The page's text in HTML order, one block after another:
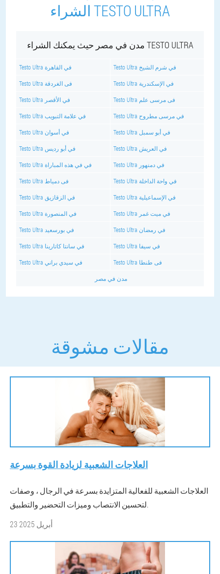
الشراء TESTO ULTRA
مدن في مصر حيث يمكنك الشراء TESTO ULTRA
Testo Ultra في القاهرة Testo Ultra في شرم الشيخ
Testo Ultra فى الغردقة Testo Ultra في الإسكندرية
Testo Ultra في الأقصر Testo Ultra فى مرسى علم
Testo Ultra في علامة التبويب Testo Ultra في مرسى مطروح
Testo Ultra في أسوان Testo Ultra في أبو سمبل
Testo Ultra في أبو رديس Testo Ultra في العريش
Testo Ultra في في هذه المباراة Testo Ultra في دمنهور
Testo Ultra فى دمياط Testo Ultra في واحة الداخلة
Testo Ultra في الزقازيق Testo Ultra في الإسماعيلية
Testo Ultra في المنصورة Testo Ultra في ميت غمر
Testo Ultra في بورسعيد Testo Ultra في رمضان
Testo Ultra في سانتا كاتارينا Testo Ultra في سيفا
Testo Ultra في سيدي براني Testo Ultra فى طنطا
مدن في مصر
مقالات مشوقة
العلاجات الشعبية لزيادة القوة بسرعة
العلاجات الشعبية للفعالية المتزايدة بسرعة في الرجال ، وصفات
لتحسين الانتصاب وميزات التحضير والتطبيق.
23 أبريل 2025